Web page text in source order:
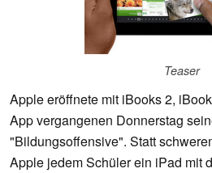
Teaser
Apple eröffnete mit iBooks 2,
App vergangenen Donnerstag
"Bildungsoffensive". Statt
Apple jedem Schüler ein iPad mit